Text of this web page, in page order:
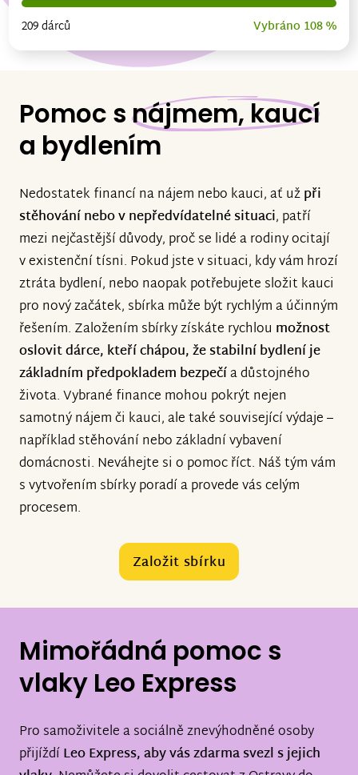
209 dárců Vybráno 108 %
Pomoc snájmem, kaucí
a bydlením
Nedostatek financí na nájem nebo kauci, ať užpři
stěhování nebo v nepředvídatelné situaci, patří
mezi nejčastější důvody, proč se lidé a rodiny ocitají
v existenční tísni. Pokud jste v situaci, kdy vám hrozí
ztráta bydlení, nebo naopak potřebujete složit kauci
pro nový začátek, sbírka může být rychlým a účinným
řešením. Založením sbírky získáte rychlou možnost
oslovit dárce, kteří chápou, že stabilní bydlení je
základním předpokladem bezpečía důstojného
života. Vybrané finance mohou pokrýt nejen
samotný nájem či kauci, ale také související výdaje –
například stěhování nebo základní vybavení
domácnosti. Neváhejte si o pomoc říct. Náš tým vám
s vytvořením sbírky poradí a provede vás celým
procesem.
Založit sbírku
Mimořádná pomoc s
vlaky Leo Express
Pro samoživitele a sociálně znevýhodněné osoby
přijíždíLeo Express, aby vás zdarma svezl s jejich